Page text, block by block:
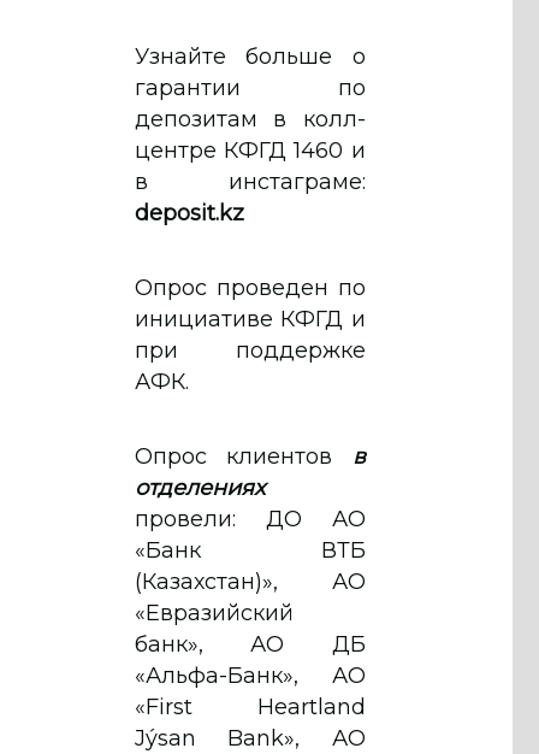
Узнайте больше о
гарантии по
депозитам в колл-
центре КФГД 1460 и
в инстаграме:
deposit.kz
Опрос проведен по
инициативе КФГД и
при поддержке
АФК.
Опрос клиентов в
отделениях
провели: ДО АО
«Банк ВТБ
(Казахстан)», АО
«Евразийский
банк», АО ДБ
«Альфа-Банк», АО
«First Heartland
Jýsan Bank», АО